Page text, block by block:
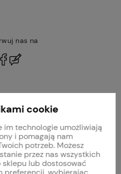
nas na
cookie
im technologie umożliwiają
i pomagają nam
potrzeb. Możesz
przez nas wszystkich
lub dostosować